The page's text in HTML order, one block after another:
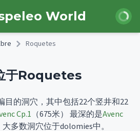
World 登录
Roquetes
于Roquetes
目的洞穴，其中包括22个竖井和22
Cp.1 （675米） 最深的是Avenc
大多数洞穴位于dolomies中。